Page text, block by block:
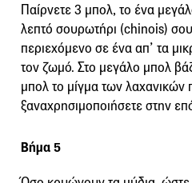
Παίρνετε 3 μπολ, το ένα
λεπτό σουρωτήρι (chinois)
περιεχόμενο σε ένα απ’ τα
τον ζωμό. Στο μεγάλο μπολ
μπολ το μίγμα των λαχανικών
ξαναχρησιμοποιήσετε στην
Βήμα 5